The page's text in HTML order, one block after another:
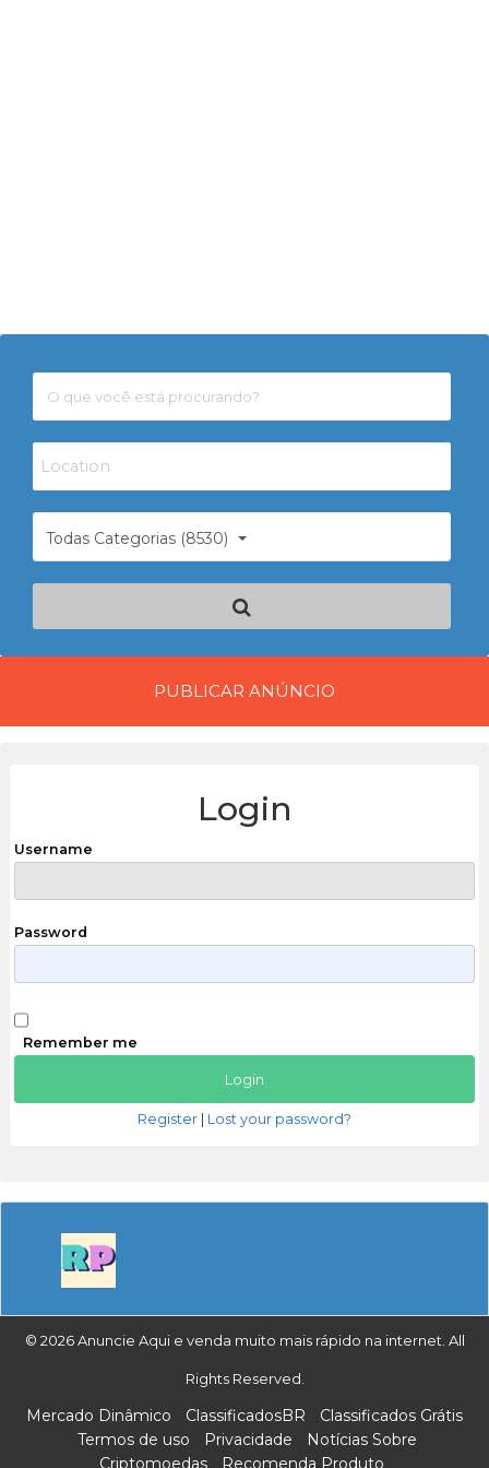
Todas Categorias (8530)
PUBLICAR ANÚNCIO
Login
Username
Password
Remember me
Register Lost your password?
© 2026 Anuncie Aqui e venda muito mais rápido na internet. All
Rights Reserved.
Mercado Dinâmico ClassificadosBR
Classificados Grátis
Termos de uso
Privacidade
Notícias Sobre
Criptomoedas
Recomenda Produto